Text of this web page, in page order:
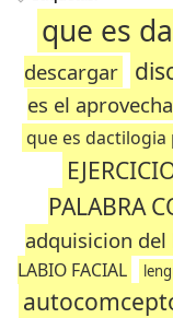
que es
descargar
es el
que es
PALABRA
adquisicion del
LABIO FACIAL